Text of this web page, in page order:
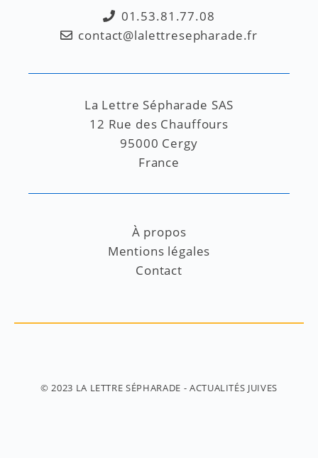
01.53.81.77.08
contact@lalettresepharade.fr
La Lettre Sépharade SAS
12 Rue des Chauffours
95000 Cergy
France
À propos
Mentions légales
Contact
© 2023 LA LETTRE SÉPHARADE - ACTUALITÉS JUIVES